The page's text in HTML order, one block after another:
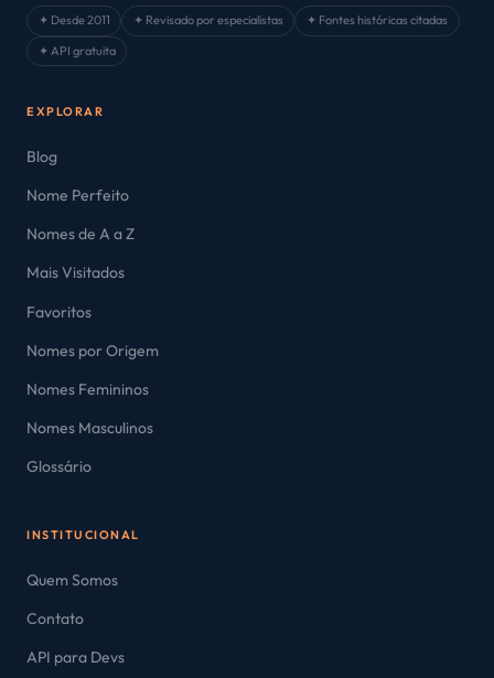
✦ Desde 2011 ✦ Revisado por especialistas
✦ Fontes históricas citadas
✦ API gratuita
EXPLORAR
Blog
Nome Perfeito
Nomes de A a Z
Mais Visitados
Favoritos
Nomes por Origem
Nomes Femininos
Nomes Masculinos
Glossário
INSTITUCIONAL
Quem Somos
Contato
API para Devs